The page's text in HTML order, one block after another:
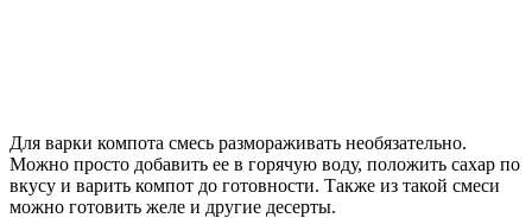
Для варки компота смесь размораживать необязательно.
Можно просто добавить ее в горячую воду, положить сахар по
вкусу и варить компот до готовности. Также из такой смеси
можно готовить желе и другие десерты.